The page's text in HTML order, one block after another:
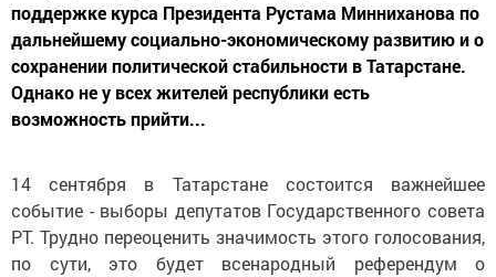
поддержке курса Президента Рустама Минниханова по
дальнейшему социально-экономическому развитию и о
сохранении политической стабильности в Татарстане.
Однако не у всех жителей республики есть
возможность прийти...
14 сентября в Татарстане состоится важнейшее
событие - выборы депутатов Государственного совета
РТ. Трудно переоценить значимость этого голосования,
по сути, это будет всенародный референдум о